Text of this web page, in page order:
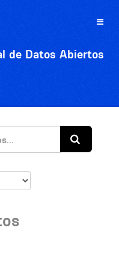
Toggle
de Datos Abiertos